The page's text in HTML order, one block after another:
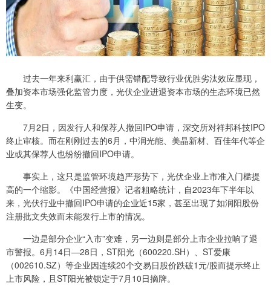
过去一年来利赢汇，由于供需错配导致行业优胜劣汰效应显现，
叠加资本市场强化监管力度，光伏企业进退资本市场的生态环境已然
生变。
7月2日，因发行人和保荐人撤回IPO申请，深交所对祥邦科技IPO
终止审核。而在刚刚过去的6月，中润光能、美晶新材、百佳年代等企
业或其保荐人也纷纷撤回IPO申请。
事实上，这只是监管环境趋严形势下，光伏企业上市准入门槛提
高的一个缩影。《中国经营报》记者粗略统计，自2023年下半年以
来，光伏行业中撤回IPO申请的企业近15家，甚至出现了如润阳股份
注册批文失效而未能发行上市的情况。
一边是部分企业“入市”变难，另一边则是部分上市企业拉响了退
市警报。6月14日—28日，ST阳光（600220.SH）、ST爱康
（002610.SZ）等企业因连续20个交易日股价跌破1元/股而提示终止
上市风险，且ST阳光被锁定于7月10日摘牌。